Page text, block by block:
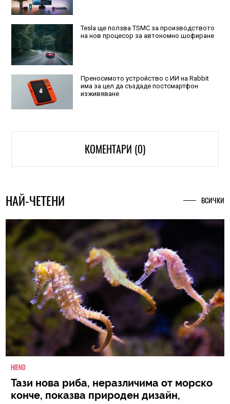
Tesla ще ползва TSMC за производството
на нов процесор за автономно шофиране
Преносимото устройство с ИИ на Rabbit
има за цел да създаде постсмартфон
изживяване
КОМЕНТАРИ (0)
НАЙ-ЧЕТЕНИ ВСИЧКИ
HIEND
Тази нова риба, неразличима от морско
конче, показва природен дизайн,